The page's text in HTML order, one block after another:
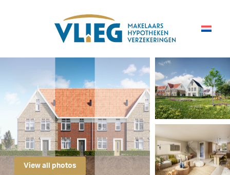
View all photos